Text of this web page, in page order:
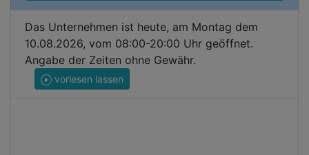
Das Unternehmen ist heute, am Montag dem
10.08.2026, vom 08:00-20:00 Uhr geöffnet.
Angabe der Zeiten ohne Gewähr.
vorlesen lassen